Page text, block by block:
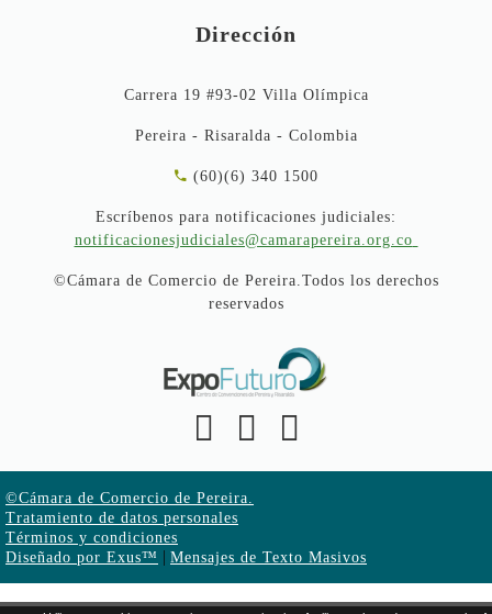
Dirección
Carrera 19 #93-02 Villa Olímpica
Pereira - Risaralda - Colombia
(60)(6) 340 1500
Escríbenos para notificaciones judiciales:
notificacionesjudiciales@camarapereira.org.co
©Cámara de Comercio de Pereira.Todos los derechos
reservados
©Cámara de Comercio de Pereira.
Tratamiento de datos personales
Términos y condiciones
Diseñado por Exus™ | Mensajes de Texto Masivos